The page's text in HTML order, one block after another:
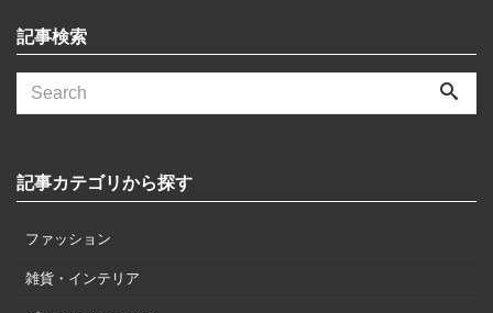
記事検索
記事カテゴリから探す
ファッション
雑貨・インテリア